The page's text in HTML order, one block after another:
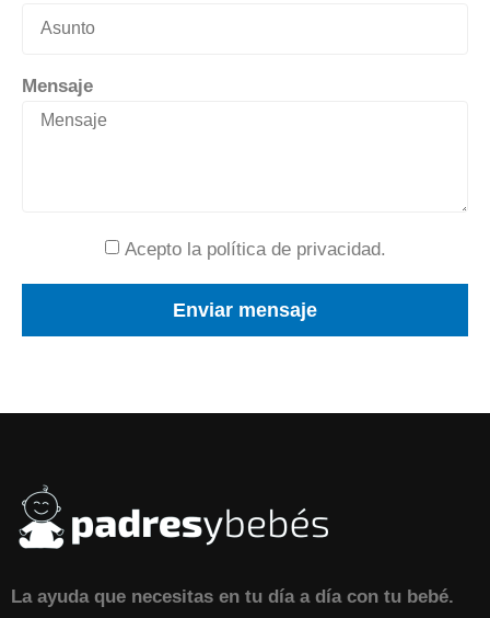
Mensaje
Acepto la política de privacidad.
Enviar mensaje
La ayuda que necesitas en tu día a día con tu bebé.